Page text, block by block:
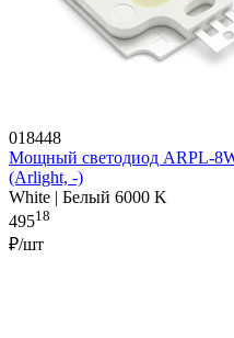
018448
Мощный светодиод ARPL-
(Arlight, -)
White | Белый 6000 K
49518
₽/шт